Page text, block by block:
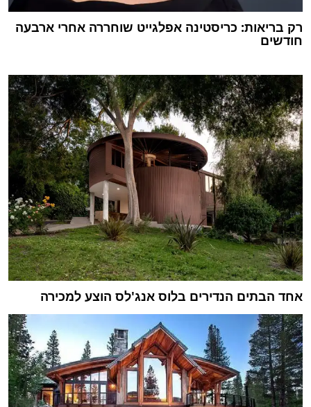
רק בריאות: כריסטינה אפלגייט שוחררה אחרי ארבעה
חודשים
אחד הבתים הנדירים בלוס אנג'לס הוצע למכירה